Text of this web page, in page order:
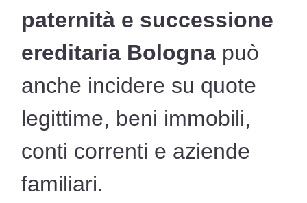
paternità e successione
ereditaria Bologna può
anche incidere su quote
legittime, beni immobili,
conti correnti e aziende
familiari.